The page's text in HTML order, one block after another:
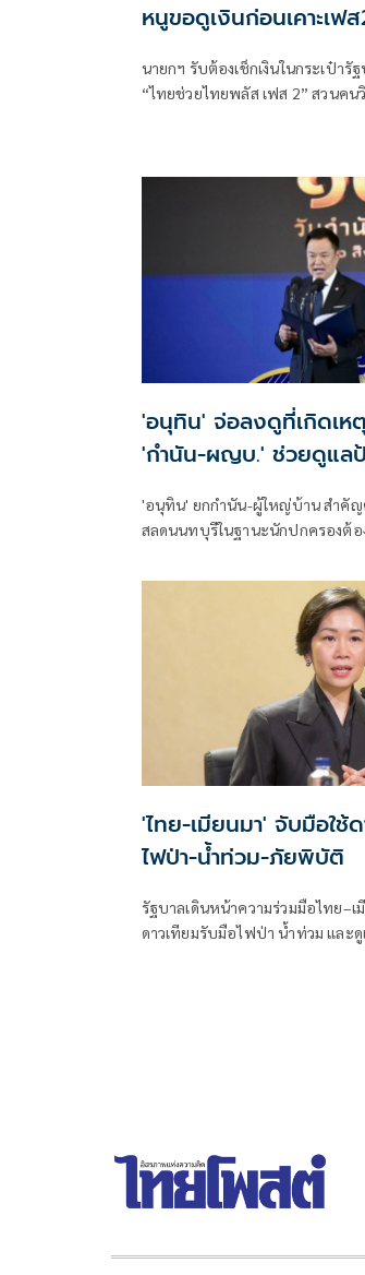
หนูขอดูเงินก่อนเคาะเฟ
นายกฯ รับต้องเช็กเงินในกระเป๋า
“ไทยช่วยไทยพลัส เฟส 2” สวนคนวิจารณ์ปมเป็นภาระ
'อนุทิน' จ่อลงดูที่เกิดเห
'กำนัน-ผญบ.' ช่วยดูแล
'อนุทิน' ยกกำนัน-ผู้ใหญ่บ้าน สำคัญ
สลดนนทบุรีในฐานะนักปกครองต้อ
เตรียมรุดลงดูที่เกิดเหตุ
'ไทย-เมียนมา' จับมือใช้
ไฟป่า-น้ำท่วม-ภัยพิบัติ
รัฐบาลเดินหน้าความร่วมมือไทย–เ
ดาวเทียมรับมือไฟป่า น้ำท่วม และ